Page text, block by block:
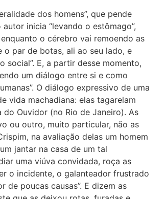
dos homens”, que pende
inicia “levando o estômago”,
o cérebro vai remoendo as
o par de botas, ali ao seu lado, e
E, a partir desse momento,
um diálogo entre si e como
O diálogo expressivo de uma
vida machadiana: elas tagarelam
Ouvidor (no Rio de Janeiro). As
ou outro, muito particular, não as
na avaliação delas um homem
jantar na casa de um tal
uma viúva convidada, roça as
o incidente, o galanteador frustrado
de poucas causas”. E dizem as